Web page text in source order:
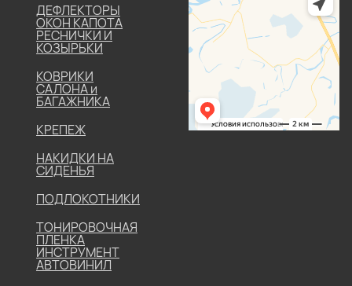
ДЕФЛЕКТОРЫ
ОКОН КАПОТА
РЕСНИЧКИ И
КОЗЫРЬКИ
КОВРИКИ
САЛОНА и
БАГАЖНИКА
КРЕПЕЖ
НАКИДКИ НА
СИДЕНЬЯ
ПОДЛОКОТНИКИ
ТОНИРОВОЧНАЯ
ПЛЕНКА
ИНСТРУМЕНТ
АВТОВИНИЛ